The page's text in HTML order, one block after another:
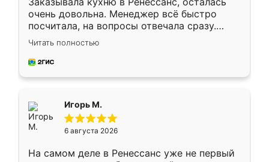
очень довольна. Менеджер всё быстро
посчитала, на вопросы отвечала сразу.
Замерщик приехал в субботу, подошёл к
делу со всей ответственностью. Собрали
за день, ребята работали аккуратно, даже
Читать полностью
Игорь М.
6 августа 2026
На самом деле в Ренессанс уже не первый